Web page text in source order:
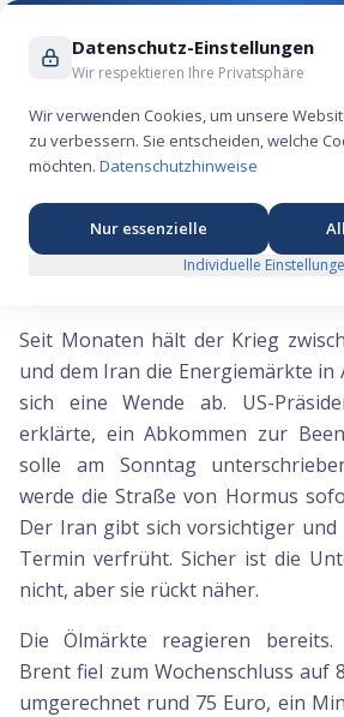
Suche ...
Iran-Deal rückt näher und der
ins Rutschen
Seit Monaten hält der Krieg
und dem Iran die Energiemärkte in
sich eine Wende ab. US-
erklärte, ein Abkommen zur
solle am Sonntag
werde die Straße von Hormus
Der Iran gibt sich vorsichtiger
Termin verfrüht. Sicher ist die
nicht, aber sie rückt näher.
Die Ölmärkte reagieren bereits.
Brent fiel zum Wochenschluss auf
umgerechnet rund 75 Euro, ein
Datenschutz-Einstellungen
Wir respektieren Ihre Privatsphäre
Wir verwenden Cookies, um unsere
zu verbessern. Sie entscheiden, welche
möchten. Datenschutzhinweise
Nur essenzielle
Individuelle